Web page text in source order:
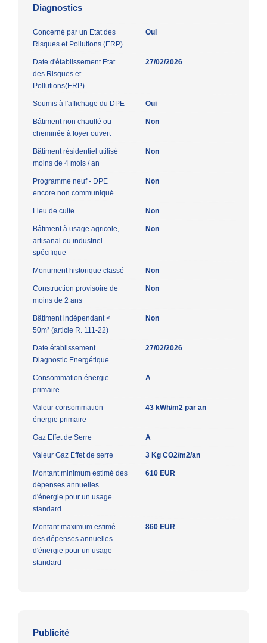
Diagnostics
Concerné par un Etat des
Risques et Pollutions (ERP)
Oui
Date d'établissement Etat
des Risques et
Pollutions(ERP)
27/02/2026
Soumis à l'affichage du DPE Oui
Bâtiment non chauffé ou
cheminée à foyer ouvert
Non
Bâtiment résidentiel utilisé
moins de 4 mois / an
Non
Programme neuf - DPE
encore non communiqué
Non
Lieu de culte Non
Bâtiment à usage agricole,
artisanal ou industriel
spécifique
Non
Monument historique classé Non
Construction provisoire de
moins de 2 ans
Non
Bâtiment indépendant <
50m² (article R. 111-22)
Non
Date établissement
Diagnostic Energétique
27/02/2026
Consommation énergie
primaire
A
Valeur consommation
énergie primaire
43 kWh/m2 par an
Gaz Effet de Serre A
Valeur Gaz Effet de serre 3 Kg CO2/m2/an
Montant minimum estimé des
dépenses annuelles
d'énergie pour un usage
standard
610 EUR
Montant maximum estimé
des dépenses annuelles
d'énergie pour un usage
standard
860 EUR
Publicité